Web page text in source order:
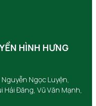
HÌNH HƯNG
Ngọc Luyện,
Hải Đăng, Vũ Văn Mạnh,